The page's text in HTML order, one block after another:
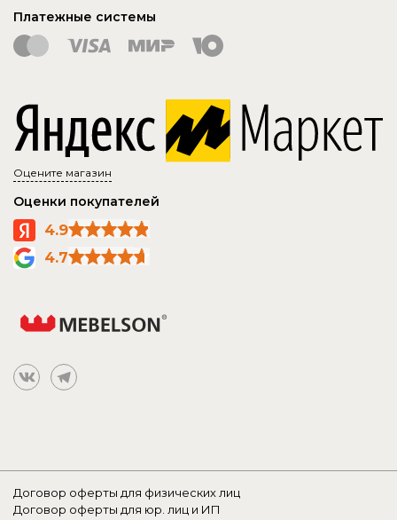
Платежные системы
Оцените магазин
Оценки покупателей
4.9
4.7
Договор оферты для физических лиц
Договор оферты для юр. лиц и ИП